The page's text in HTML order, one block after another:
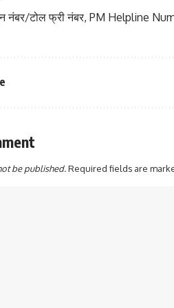
नंबर/टोल फ्री नंबर, PM Helpline
be published.Required fields are